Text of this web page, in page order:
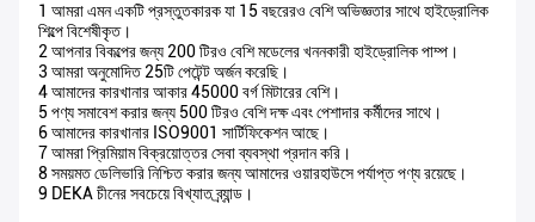
1 আমরা এমন একটি প্রস্তুতকারক যা 15 বছরেরও বেশি অভিজ্ঞতার সাথে হাইড্রোলিক
শিল্পে বিশেষীকৃত।
2 আপনার বিকল্পের জন্য 200 টিরও বেশি মডেলের খননকারী হাইড্রোলিক পাম্প।
3 আমরা অনুমোদিত 25টি পেটেন্ট অর্জন করেছি।
4 আমাদের কারখানার আকার 45000 বর্গ মিটারের বেশি।
5 পণ্য সমাবেশ করার জন্য 500 টিরও বেশি দক্ষ এবং পেশাদার কর্মীদের সাথে।
6 আমাদের কারখানার ISO9001 সার্টিফিকেশন আছে।
7 আমরা প্রিমিয়াম বিক্রয়োত্তর সেবা ব্যবস্থা প্রদান করি।
8 সময়মত ডেলিভারি নিশ্চিত করার জন্য আমাদের ওয়ারহাউসে পর্যাপ্ত পণ্য রয়েছে।
9 DEKA চীনের সবচেয়ে বিখ্যাত ব্র্যান্ড।